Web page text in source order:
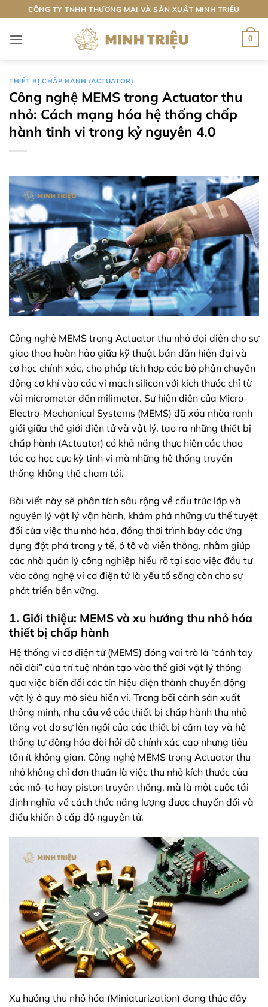
qua
nội
CÔNG TY TNHH THƯƠNG MẠI VÀ SẢN XUẤT MINH TRIỆU
0
THIẾT BỊ CHẤP HÀNH (ACTUATOR)
Công nghệ MEMS trong Actuator thu
nhỏ: Cách mạng hóa hệ thống chấp
hành tinh vi trong kỷ nguyên 4.0
Công nghệ MEMS trong Actuator thu nhỏ đại diện cho sự
giao thoa hoàn hảo giữa kỹ thuật bán dẫn hiện đại và
cơ học chính xác, cho phép tích hợp các bộ phận chuyển
động cơ khí vào các vi mạch silicon với kích thước chỉ từ
vài micrometer đến milimeter. Sự hiện diện của Micro-
Electro-Mechanical Systems (MEMS) đã xóa nhòa ranh
giới giữa thế giới điện tử và vật lý, tạo ra những thiết bị
chấp hành (Actuator) có khả năng thực hiện các thao
tác cơ học cực kỳ tinh vi mà những hệ thống truyền
thống không thể chạm tới.
Bài viết này sẽ phân tích sâu rộng về cấu trúc lớp và
nguyên lý vật lý vận hành, khám phá những ưu thế tuyệt
đối của việc thu nhỏ hóa, đồng thời trình bày các ứng
dụng đột phá trong y tế, ô tô và viễn thông, nhằm giúp
các nhà quản lý công nghiệp hiểu rõ tại sao việc đầu tư
vào công nghệ vi cơ điện tử là yếu tố sống còn cho sự
phát triển bền vững.
1. Giới thiệu: MEMS và xu hướng thu nhỏ hóa
thiết bị chấp hành
Hệ thống vi cơ điện tử (MEMS) đóng vai trò là “cánh tay
nối dài” của trí tuệ nhân tạo vào thế giới vật lý thông
qua việc biến đổi các tín hiệu điện thành chuyển động
vật lý ở quy mô siêu hiển vi. Trong bối cảnh sản xuất
thông minh, nhu cầu về các thiết bị chấp hành thu nhỏ
tăng vọt do sự lên ngôi của các thiết bị cầm tay và hệ
thống tự động hóa đòi hỏi độ chính xác cao nhưng tiêu
tốn ít không gian. Công nghệ MEMS trong Actuator thu
nhỏ không chỉ đơn thuần là việc thu nhỏ kích thước của
các mô-tơ hay piston truyền thống, mà là một cuộc tái
định nghĩa về cách thức năng lượng được chuyển đổi và
điều khiển ở cấp độ nguyên tử.
Xu hướng thu nhỏ hóa (Miniaturization) đang thúc đẩy